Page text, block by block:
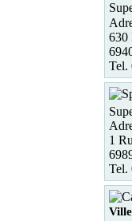
630
Tel.
1
Tel.